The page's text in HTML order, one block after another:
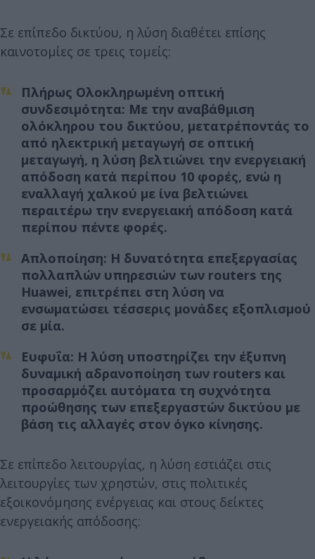
Σε επίπεδο δικτύου, η λύση διαθέτει επίσης
καινοτομίες σε τρεις τομείς:
Πλήρως Ολοκληρωμένη οπτική
συνδεσιμότητα: Με την αναβάθμιση
ολόκληρου του δικτύου, μετατρέποντάς το
από ηλεκτρική μεταγωγή σε οπτική
μεταγωγή, η λύση βελτιώνει την ενεργειακή
απόδοση κατά περίπου 10 φορές, ενώ η
εναλλαγή χαλκού με ίνα βελτιώνει
περαιτέρω την ενεργειακή απόδοση κατά
περίπου πέντε φορές.
Απλοποίηση: Η δυνατότητα επεξεργασίας
πολλαπλών υπηρεσιών των routers της
Huawei, επιτρέπει στη λύση να
ενσωματώσει τέσσερις μονάδες εξοπλισμού
σε μία.
Ευφυΐα: Η λύση υποστηρίζει την έξυπνη
δυναμική αδρανοποίηση των routers και
προσαρμόζει αυτόματα τη συχνότητα
προώθησης των επεξεργαστών δικτύου με
βάση τις αλλαγές στον όγκο κίνησης.
Σε επίπεδο λειτουργίας, η λύση εστιάζει στις
λειτουργίες των χρηστών, στις πολιτικές
εξοικονόμησης ενέργειας και στους δείκτες
ενεργειακής απόδοσης: